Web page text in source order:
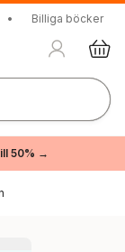
• Billiga böcker
50% →